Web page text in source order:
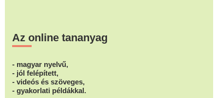
Az online tananyag
- magyar nyelvű,
- jól felépített,
- videós és szöveges,
- gyakorlati példákkal.